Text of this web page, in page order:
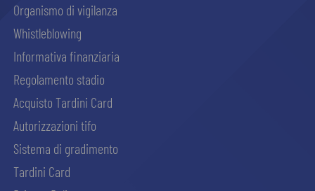
Organismo di vigilanza
Whistleblowing
Informativa finanziaria
Regolamento stadio
Acquisto Tardini Card
Autorizzazioni tifo
Sistema di gradimento
Tardini Card